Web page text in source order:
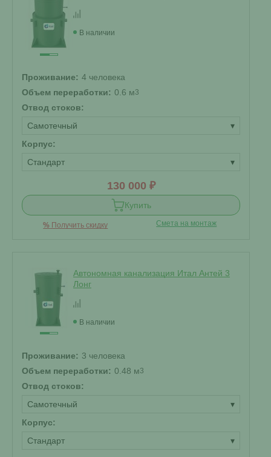
В наличии
Проживание: 4 человека
Объем переработки: 0.6 м3
Отвод стоков:
Самотечный
▾
Корпус:
Стандарт
▾
130 000 ₽
Купить
% Получить скидку Смета на монтаж
Автономная канализация Итал Антей 3
Лонг
В наличии
Проживание: 3 человека
Объем переработки: 0.48 м3
Отвод стоков:
Самотечный
▾
Корпус:
Стандарт
▾